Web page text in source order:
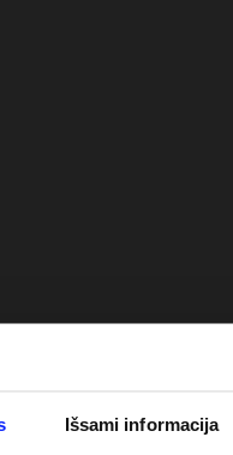
Išsami informacija